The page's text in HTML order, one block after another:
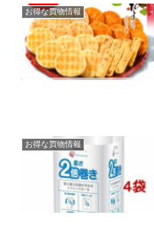
お得な買物情報
お得な買物情報